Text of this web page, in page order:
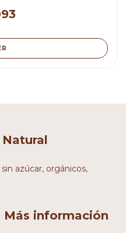
azúcar, orgánicos,
Más información